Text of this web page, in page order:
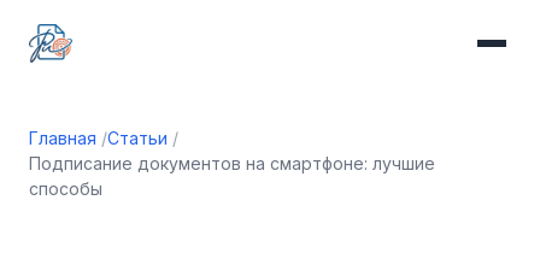
Главная Статьи
Подписание документов на смартфоне: лучшие
способы